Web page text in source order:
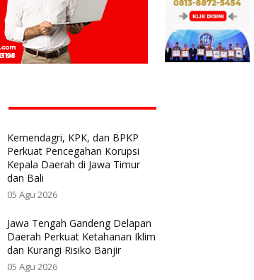
Kemendagri, KPK, dan BPKP
Perkuat Pencegahan Korupsi
Kepala Daerah di Jawa Timur
dan Bali
05 Agu 2026
Jawa Tengah Gandeng Delapan
Daerah Perkuat Ketahanan Iklim
dan Kurangi Risiko Banjir
05 Agu 2026